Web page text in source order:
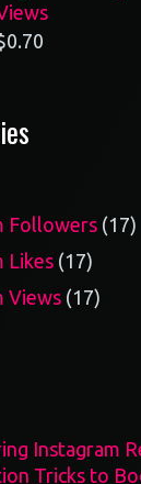
0.70
Followers 1717
Likes 1717
Views 1717
Instagram
Tricks to